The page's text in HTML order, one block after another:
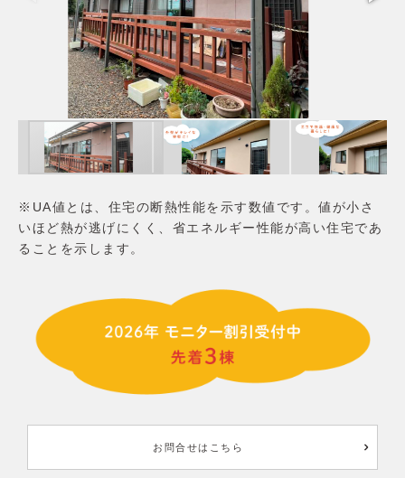
※UA値とは、住宅の断熱性能を示す数値です。値が小さ
いほど熱が逃げにくく、省エネルギー性能が高い住宅であ
ることを示します。
お問合せはこちら